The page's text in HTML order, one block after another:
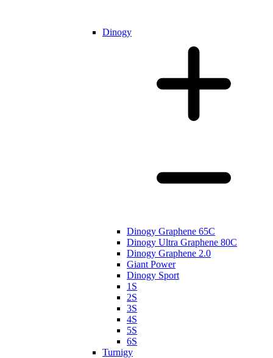
Dinogy
Dinogy Graphene 65C
Dinogy Ultra Graphene 80C
Dinogy Graphene 2.0
Giant Power
Dinogy Sport
1S
2S
3S
4S
5S
6S
Turnigy